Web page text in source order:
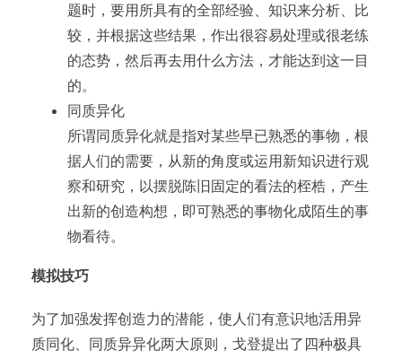
题时，要用所具有的全部经验、知识来分析、比
较，并根据这些结果，作出很容易处理或很老练
的态势，然后再去用什么方法，才能达到这一目
的。
同质异化
所谓同质异化就是指对某些早已熟悉的事物，根
据人们的需要，从新的角度或运用新知识进行观
察和研究，以摆脱陈旧固定的看法的桎梏，产生
出新的创造构想，即可熟悉的事物化成陌生的事
物看待。
模拟技巧
为了加强发挥创造力的潜能，使人们有意识地活用异
质同化、同质异异化两大原则，戈登提出了四种极具